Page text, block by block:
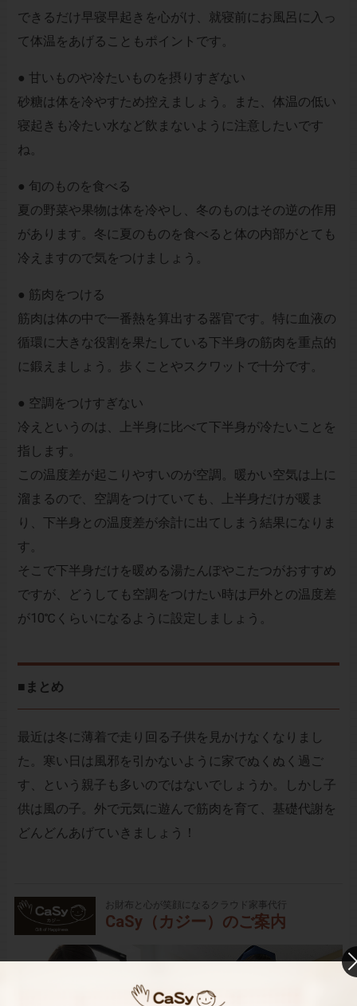
できるだけ早寝早起きを心がけ、就寝前にお風呂に入っ
て体温をあげることもポイントです。
● 甘いものや冷たいものを摂りすぎない
砂糖は体を冷やすため控えましょう。また、体温の低い
寝起きも冷たい水など飲まないように注意したいです
ね。
● 旬のものを食べる
夏の野菜や果物は体を冷やし、冬のものはその逆の作用
があります。冬に夏のものを食べると体の内部がとても
冷えますので気をつけましょう。
● 筋肉をつける
筋肉は体の中で一番熱を算出する器官です。特に血液の
循環に大きな役割を果たしている下半身の筋肉を重点的
に鍛えましょう。歩くことやスクワットで十分です。
● 空調をつけすぎない
冷えというのは、上半身に比べて下半身が冷たいことを
指します。
この温度差が起こりやすいのが空調。暖かい空気は上に
溜まるので、空調をつけていても、上半身だけが暖ま
り、下半身との温度差が余計に出てしまう結果になりま
す。
そこで下半身だけを暖める湯たんぽやこたつがおすすめ
ですが、どうしても空調をつけたい時は戸外との温度差
が10℃くらいになるように設定しましょう。
■まとめ
最近は冬に薄着で走り回る子供を見かけなくなりまし
た。寒い日は風邪を引かないように家でぬくぬく過ご
す、という親子も多いのではないでしょうか。しかし子
供は風の子。外で元気に遊んで筋肉を育て、基礎代謝を
どんどんあげていきましょう！
お財布と心が笑顔になるクラウド家事代行
CaSy（カジー）のご案内